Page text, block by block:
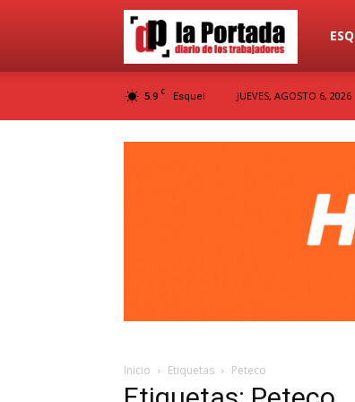
Diario
La
5.9 C Esquel JUEVES, AGOSTO 6, 2026
Inicio Etiquetas Peteco